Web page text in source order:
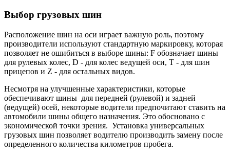
Выбор грузовых шин
Расположение шин на оси играет важную роль, поэтому
производители используют стандартную маркировку, которая
позволяет не ошибиться в выборе шины: F обозначает шины
для рулевых колес, D - для колес ведущей оси, T - для шин
прицепов и Z - для остальных видов.
Несмотря на улучшенные характеристики, которые
обеспечивают шины для передней (рулевой) и задней
(ведущей) осей, некоторые водители предпочитают ставить на
автомобили шины общего назначения. Это обосновано с
экономической точки зрения. Установка универсальных
грузовых шин позволяет водителю производить замену после
определенного количества километров пробега.